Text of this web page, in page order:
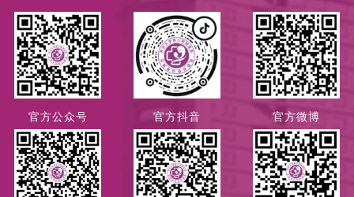
官方公众号 官方抖音 官方微博